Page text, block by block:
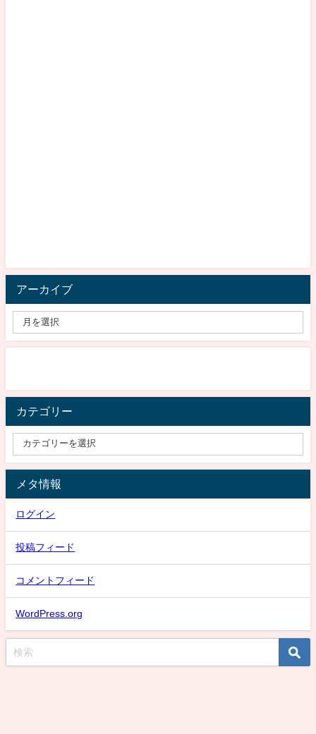
アーカイブ
カテゴリー
メタ情報
ログイン
投稿フィード
コメントフィード
WordPress.org